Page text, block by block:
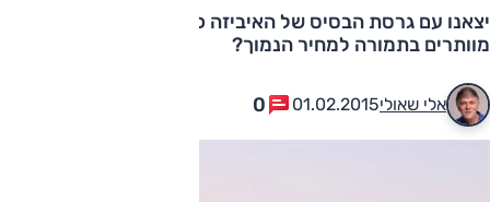
יצאנו עם גרסת הבסיס של האיביזה כדי לבדוק - על מה
מוותרים בתמורה למחיר הנמוך?
אלי שאולי01.02.2015
0